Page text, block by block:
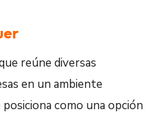
reúne diversas
en un ambiente
como una opción